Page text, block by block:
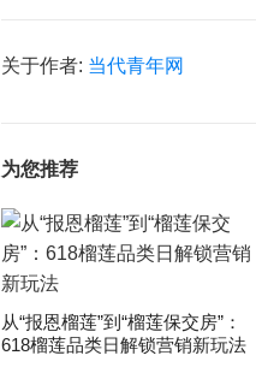
关于作者: 当代青年网
为您推荐
从“报恩榴莲”到“榴莲保交房”：
618榴莲品类日解锁营销新玩法